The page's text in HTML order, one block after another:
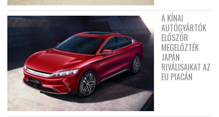
A KÍNAI
AUTÓGYÁRTÓK
ELŐSZÖR
MEGELŐZTÉK
JAPÁN
RIVÁLISAIKAT AZ
EU PIACÁN